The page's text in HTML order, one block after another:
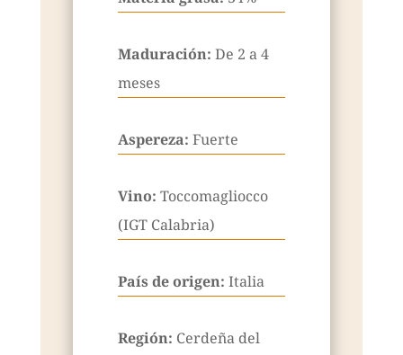
Maduración: De 2 a 4
meses
Aspereza: Fuerte
Vino: Toccomagliocco
(IGT Calabria)
País de origen: Italia
Región: Cerdeña del